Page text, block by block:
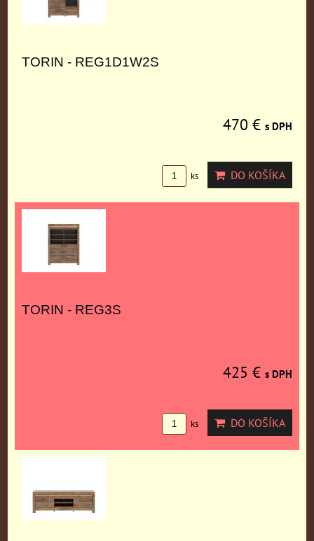
TORIN - REG1D1W2S
470 € s DPH
ks DO KOŠÍKA
TORIN - REG3S
425 € s DPH
ks DO KOŠÍKA